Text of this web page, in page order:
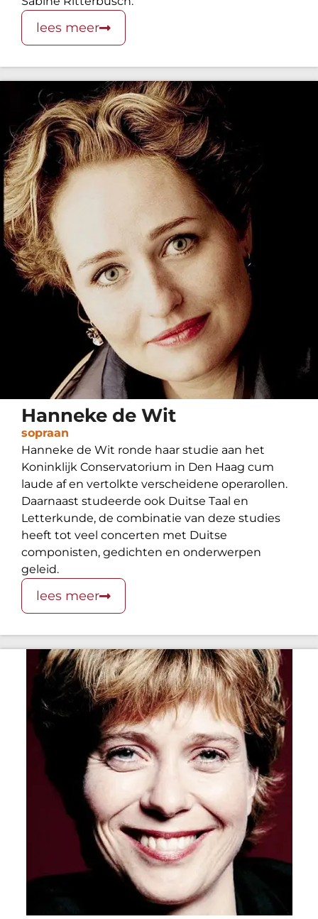
lees meer
Hanneke de Wit
sopraan
Hanneke de Wit ronde haar studie aan het
Koninklijk Conservatorium in Den Haag cum
laude af en vertolkte verscheidene operarollen.
Daarnaast studeerde ook Duitse Taal en
Letterkunde, de combinatie van deze studies
heeft tot veel concerten met Duitse
componisten, gedichten en onderwerpen
geleid.
lees meer